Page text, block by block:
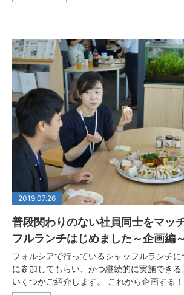
2019.07.26
普段関わりのない社員同士をマッ
フルランチはじめました～企画編～
フォルシアで行っているシャッフルランチ
に参加してもらい、かつ継続的に実施でき
いくつかご紹介します。 これから企画する